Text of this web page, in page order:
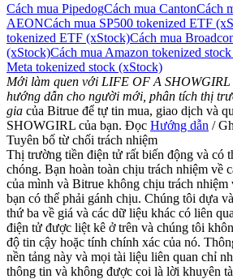
Cách mua PipedogCách mua CantonCách
AEONCách mua SP500 tokenized ETF
tokenized ETF (xStock)Cách mua
(xStock)Cách mua Amazon tokenized
Meta tokenized stock (xStock)
Mới làm quen với LIFE OF A
hướng dẫn cho người mới, phân tích thị
gia của Bitrue để tự tin mua, giao dịch và
SHOWGIRL của bạn. Đọc Hướng dẫn /
Tuyên bố từ chối trách nhiệm
Thị trường tiền điện tử rất biến động và có
chóng. Bạn hoàn toàn chịu trách nhiệm về
của mình và Bitrue không chịu trách nhiệm
bạn có thể phải gánh chịu. Chúng tôi dựa
thứ ba về giá và các dữ liệu khác có liên
điện tử được liệt kê ở trên và chúng tôi
độ tin cậy hoặc tính chính xác của nó.
nền tảng này và mọi tài liệu liên quan chỉ
thông tin và không được coi là lời khuyên